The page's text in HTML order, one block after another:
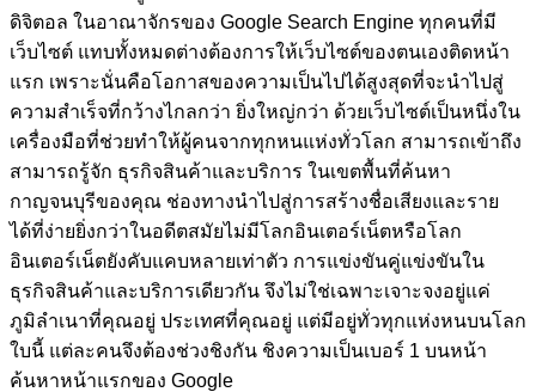
ดิจิตอล ในอาณาจักรของ Google Search Engine ทุกคนที่มี
เว็บไซต์ แทบทั้งหมดต่างต้องการให้เว็บไซต์ของตนเองติดหน้า
แรก เพราะนั่นคือโอกาสของความเป็นไปได้สูงสุดที่จะนำไปสู่
ความสำเร็จที่กว้างไกลกว่า ยิ่งใหญ่กว่า ด้วยเว็บไซต์เป็นหนึ่งใน
เครื่องมือที่ช่วยทำให้ผู้คนจากทุกหนแห่งทั่วโลก สามารถเข้าถึง
สามารถรู้จัก ธุรกิจสินค้าและบริการ ในเขตพื้นที่ค้นหา
กาญจนบุรีของคุณ ช่องทางนำไปสู่การสร้างชื่อเสียงและราย
ได้ที่ง่ายยิ่งกว่าในอดีตสมัยไม่มีโลกอินเตอร์เน็ตหรือโลก
อินเตอร์เน็ตยังคับแคบหลายเท่าตัว การแข่งขันคู่แข่งขันใน
ธุรกิจสินค้าและบริการเดียวกัน จึงไม่ใช่เฉพาะเจาะจงอยู่แค่
ภูมิลำเนาที่คุณอยู่ ประเทศที่คุณอยู่ แต่มีอยู่ทั่วทุกแห่งหนบนโลก
ใบนี้ แต่ละคนจึงต้องช่วงชิงกัน ชิงความเป็นเบอร์ 1 บนหน้า
ค้นหาหน้าแรกของ Google